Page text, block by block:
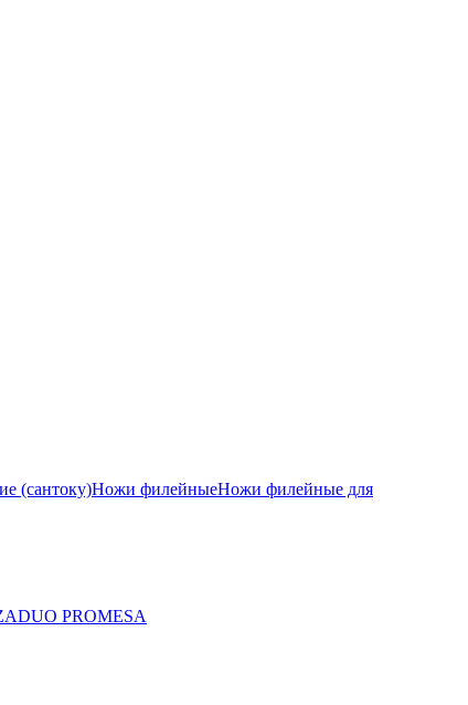
(сантоку)Ножи филейныеНожи филейные для
DUO PROMESA